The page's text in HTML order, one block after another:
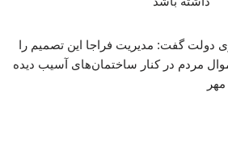
دولت گفت: مدیریت فراجا این تصمیم را
مردم در کنار ساختمان‌های آسیب دیده